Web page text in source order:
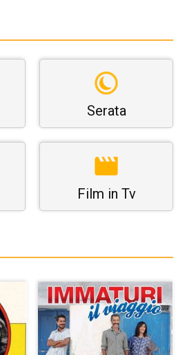
Serata
Film in Tv